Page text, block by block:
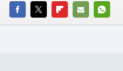
FACEBOOK
TWITTERFLIPBOARD
E-